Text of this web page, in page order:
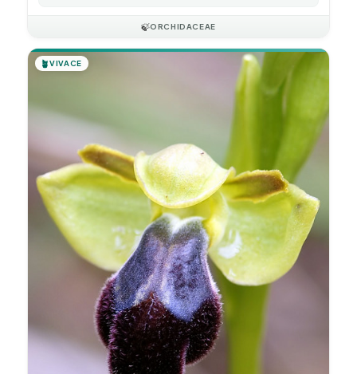
🍃ORCHIDACEAE
🪴VIVACE